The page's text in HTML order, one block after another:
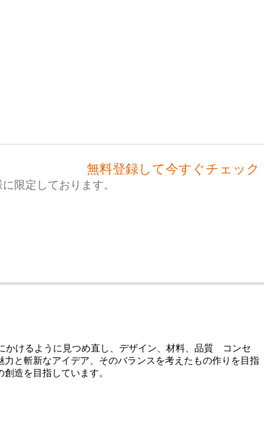
無料登録して今すぐチェック
限定しております。
かけるように見つめ直し、デザイン、材料、品質 コンセ
と斬新なアイデア、そのバランスを考えたもの作りを目指
造を目指しています。